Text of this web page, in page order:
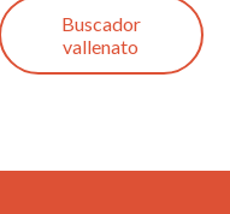
Buscador
vallenato